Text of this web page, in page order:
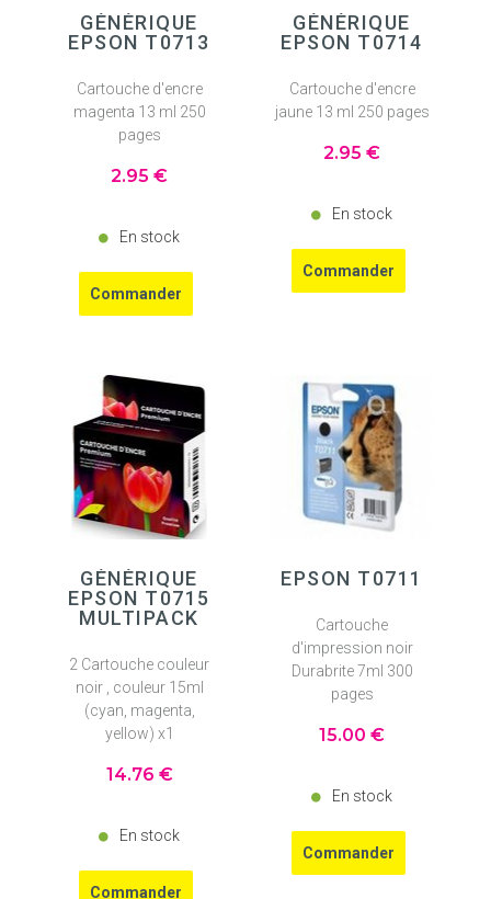
GÉNÉRIQUE
EPSON T0713
Cartouche d'encre
magenta 13 ml 250
pages
2.95 €
En stock
GÉNÉRIQUE
EPSON T0714
Cartouche d'encre
jaune 13 ml 250 pages
2.95 €
En stock
GÉNÉRIQUE
EPSON T0715
MULTIPACK
2 Cartouche couleur
noir , couleur 15ml
(cyan, magenta,
yellow) x1
14.76 €
En stock
EPSON T0711
Cartouche
d'impression noir
Durabrite 7ml 300
pages
15.00 €
En stock